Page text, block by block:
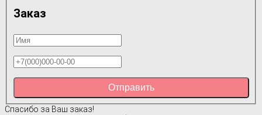
Заказ
Отправить
Спасибо за Ваш заказ!